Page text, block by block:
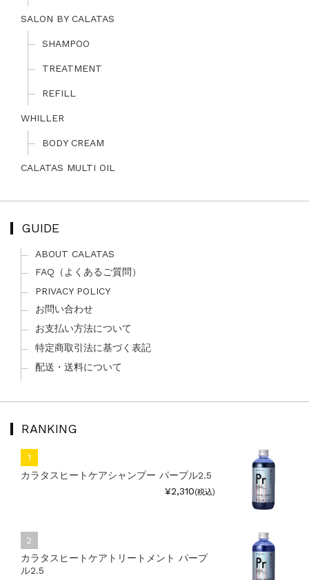
SALON BY CALATAS
SHAMPOO
TREATMENT
REFILL
WHILLER
BODY CREAM
CALATAS MULTI OIL
GUIDE
ABOUT CALATAS
FAQ（よくあるご質問）
PRIVACY POLICY
お問い合わせ
お支払い方法について
特定商取引法に基づく表記
配送・送料について
RANKING
カラタスヒートケアシャンプー パープル2.5
¥2,310(税込)
カラタスヒートケアトリートメント パープ
ル2.5